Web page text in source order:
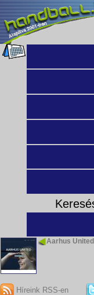
Aarhus United
Híreink RSS-en